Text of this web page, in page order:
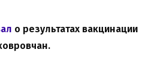
о результатах вакцинации